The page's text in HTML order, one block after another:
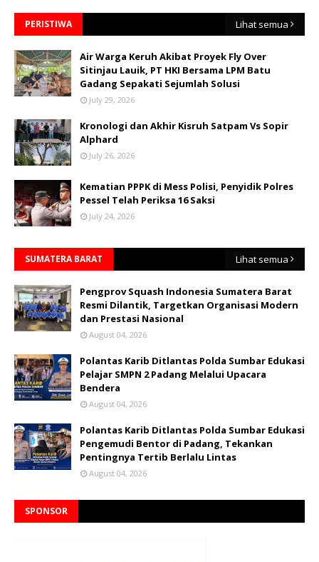
PERISTIWA Lihat semua
Air Warga Keruh Akibat Proyek Fly Over
Sitinjau Lauik, PT HKI Bersama LPM Batu
Gadang Sepakati Sejumlah Solusi
July 29, 2026
Kronologi dan Akhir Kisruh Satpam Vs Sopir
Alphard
July 26, 2026
Kematian PPPK di Mess Polisi, Penyidik Polres
Pessel Telah Periksa 16 Saksi
July 24, 2026
SUMATERA BARAT Lihat semua
Pengprov Squash Indonesia Sumatera Barat
Resmi Dilantik, Targetkan Organisasi Modern
dan Prestasi Nasional
August 04, 2026
Polantas Karib Ditlantas Polda Sumbar Edukasi
Pelajar SMPN 2 Padang Melalui Upacara
Bendera
August 04, 2026
Polantas Karib Ditlantas Polda Sumbar Edukasi
Pengemudi Bentor di Padang, Tekankan
Pentingnya Tertib Berlalu Lintas
August 04, 2026
SPONSOR